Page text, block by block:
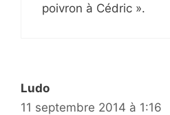
poivron à Cédric ».
Ludo
11 septembre 2014 à 1:16